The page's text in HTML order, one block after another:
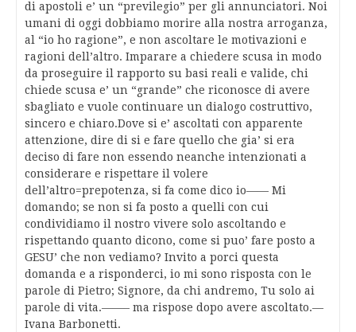
di apostoli e’ un “previlegio” per gli annunciatori. Noi
umani di oggi dobbiamo morire alla nostra arroganza,
al “io ho ragione”, e non ascoltare le motivazioni e
ragioni dell’altro. Imparare a chiedere scusa in modo
da proseguire il rapporto su basi reali e valide, chi
chiede scusa e’ un “grande” che riconosce di avere
sbagliato e vuole continuare un dialogo costruttivo,
sincero e chiaro.Dove si e’ ascoltati con apparente
attenzione, dire di si e fare quello che gia’ si era
deciso di fare non essendo neanche intenzionati a
considerare e rispettare il volere
dell’altro=prepotenza, si fa come dico io—— Mi
domando; se non si fa posto a quelli con cui
condividiamo il nostro vivere solo ascoltando e
rispettando quanto dicono, come si puo’ fare posto a
GESU’ che non vediamo? Invito a porci questa
domanda e a risponderci, io mi sono risposta con le
parole di Pietro; Signore, da chi andremo, Tu solo ai
parole di vita.——– ma rispose dopo avere ascoltato.—
Ivana Barbonetti.